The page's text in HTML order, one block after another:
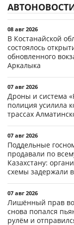
08 авг 2026
В Костанайской
состоялось
обновленного
Аркалыка
07 авг 2026
Дроны и система
полиция усилила
трассах
07 авг 2026
Поддельные
продавали по
Казахстану:
схемы задержали
07 авг 2026
Лишённый прав
снова попался
рулём и